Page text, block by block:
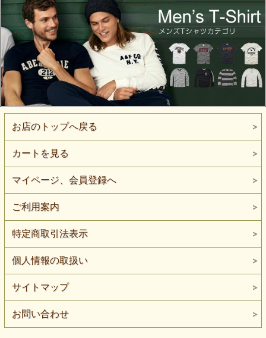
お店のトップへ戻る
カートを見る
マイページ、会員登録へ
ご利用案内
特定商取引法表示
個人情報の取扱い
サイトマップ
お問い合わせ